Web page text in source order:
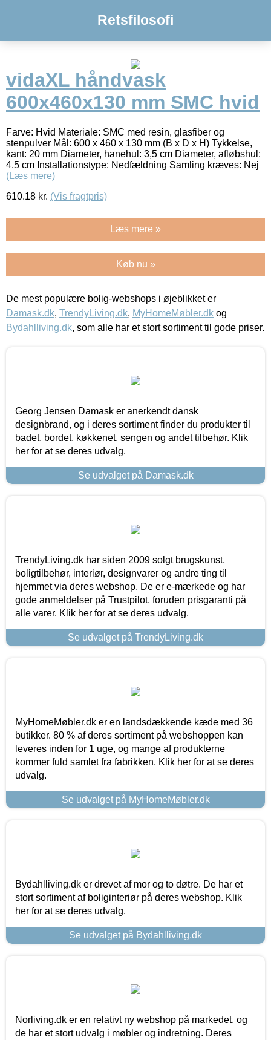
Retsfilosofi
vidaXL håndvask
600x460x130 mm SMC hvid
Farve: Hvid Materiale: SMC med resin, glasfiber og
stenpulver Mål: 600 x 460 x 130 mm (B x D x H) Tykkelse,
kant: 20 mm Diameter, hanehul: 3,5 cm Diameter, afløbshul:
4,5 cm Installationstype: Nedfældning Samling kræves: Nej
(Læs mere)
610.18 kr. (Vis fragtpris)
Læs mere »
Køb nu »
De mest populære bolig-webshops i øjeblikket er
Damask.dk, TrendyLiving.dk, MyHomeMøbler.dk og
Bydahlliving.dk, som alle har et stort sortiment til gode priser.
Georg Jensen Damask er anerkendt dansk
designbrand, og i deres sortiment finder du produkter til
badet, bordet, køkkenet, sengen og andet tilbehør. Klik
her for at se deres udvalg.
Se udvalget på Damask.dk
TrendyLiving.dk har siden 2009 solgt brugskunst,
boligtilbehør, interiør, designvarer og andre ting til
hjemmet via deres webshop. De er e-mærkede og har
gode anmeldelser på Trustpilot, foruden prisgaranti på
alle varer. Klik her for at se deres udvalg.
Se udvalget på TrendyLiving.dk
MyHomeMøbler.dk er en landsdækkende kæde med 36
butikker. 80 % af deres sortiment på webshoppen kan
leveres inden for 1 uge, og mange af produkterne
kommer fuld samlet fra fabrikken. Klik her for at se deres
udvalg.
Se udvalget på MyHomeMøbler.dk
Bydahlliving.dk er drevet af mor og to døtre. De har et
stort sortiment af boliginteriør på deres webshop. Klik
her for at se deres udvalg.
Se udvalget på Bydahlliving.dk
Norliving.dk er en relativt ny webshop på markedet, og
de har et stort udvalg i møbler og indretning. Deres